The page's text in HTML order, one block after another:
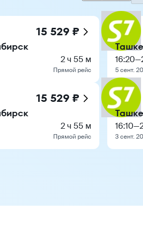
15 529 ₽
2 ч 55 м
Прямой рейс
15 529 ₽
2 ч 55 м
Прямой рейс
16:20—
5 сент.
16:10—
3 сент.